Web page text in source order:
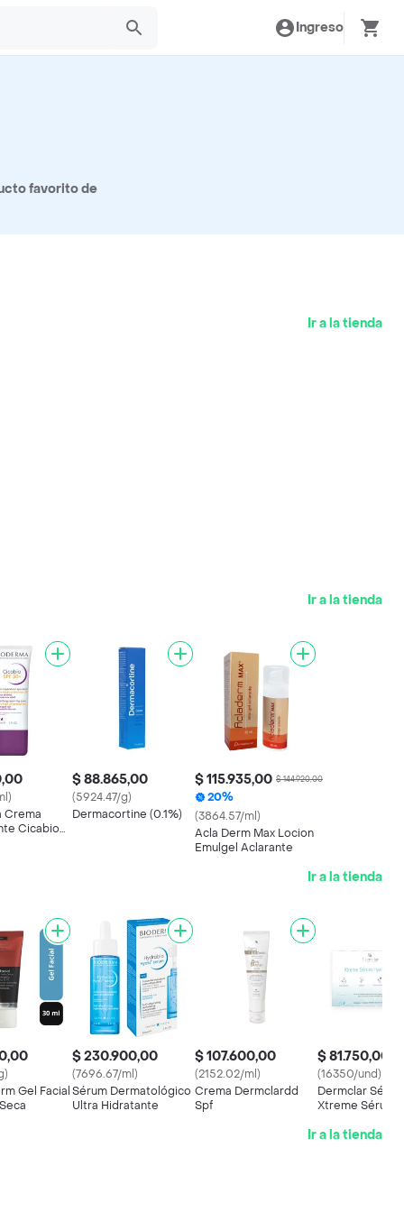
Ingreso
favorito de
Ir a la tienda
Ir a la tienda
Crema
Cicabio
$ 88.865,00
(5924.47/g)
Dermacortine (0.1%)
$ 115.935,00 $ 144.920,00
20%
(3864.57/ml)
Acla Derm Max Locion
Emulgel Aclarante
Ir a la tienda
Gel Facial
$ 230.900,00
(7696.67/ml)
Sérum Dermatológico
Ultra Hidratante
$ 107.600,00
(2152.02/ml)
Crema Dermclardd
Spf
$ 81.750,00
(16350/und)
Dermclar Sérum
Xtreme Sérum
Ir a la tienda